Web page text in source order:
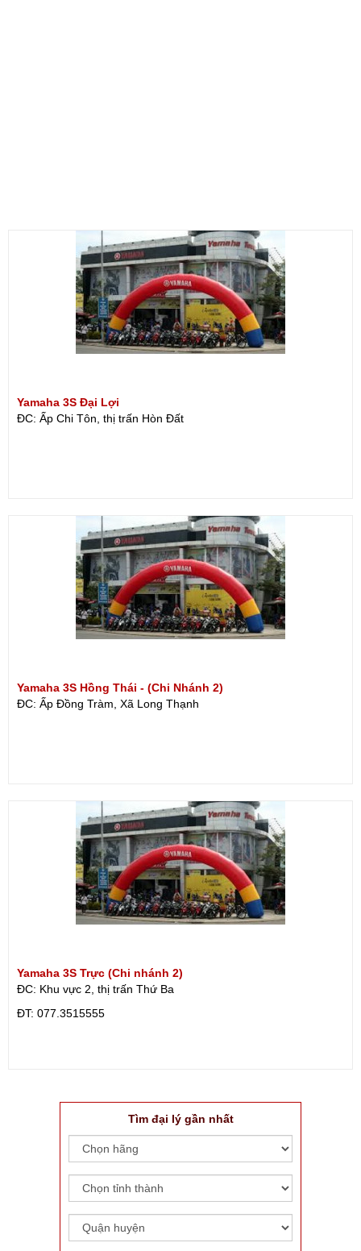
Yamaha 3S Đại Lợi
ĐC: Ấp Chi Tôn, thị trấn Hòn Đất
Yamaha 3S Hồng Thái - (Chi Nhánh 2)
ĐC: Ấp Đồng Tràm, Xã Long Thạnh
Yamaha 3S Trực (Chi nhánh 2)
ĐC: Khu vực 2, thị trấn Thứ Ba
ÐT: 077.3515555
Tìm đại lý gần nhất